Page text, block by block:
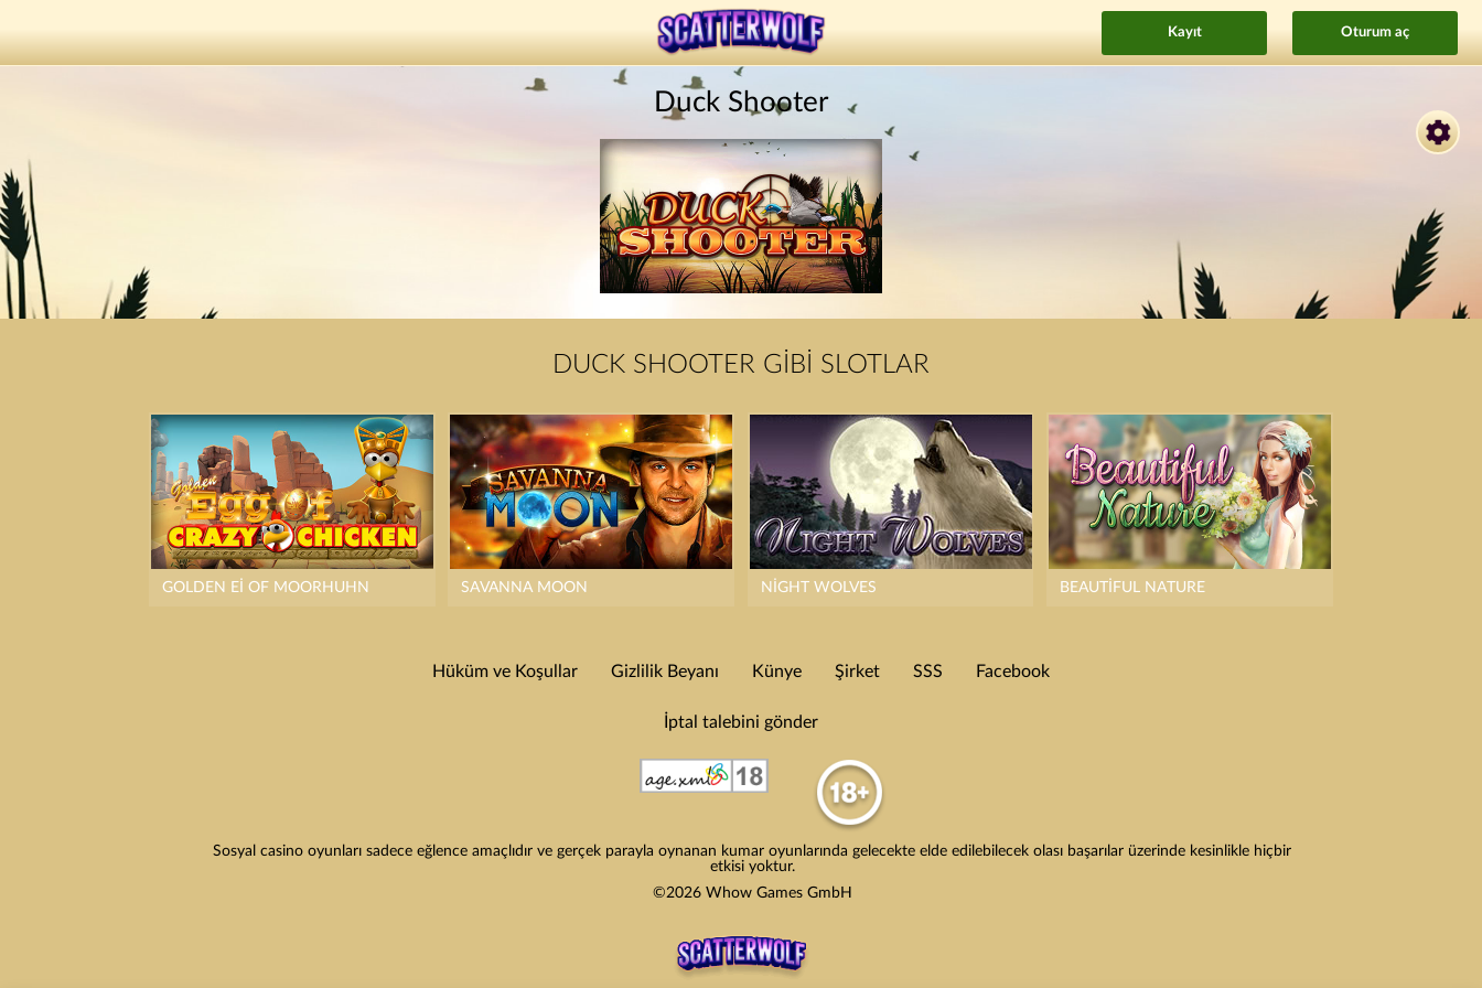
Kayıt Oturum aç
Duck Shooter
DUCK SHOOTER GIBI SLOTLAR
GOLDEN EI OF MOORHUHN SAVANNA MOON NIGHT WOLVES BEAUTIFUL NATURE
Hüküm ve Koşullar Gizlilik Beyanı Künye Şirket SSS Facebook
İptal talebini gönder
Sosyal casino oyunları sadece eğlence amaçlıdır ve gerçek parayla oynanan kumar oyunlarında gelecekte elde edilebilecek olası başarılar üzerinde kesinlikle hiçbir
etkisi yoktur.
©2026 Whow Games GmbH